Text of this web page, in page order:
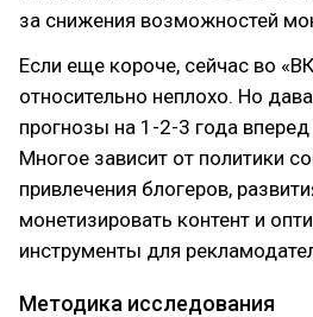
за снижения возможностей
Если еще короче, сейчас во
относительно неплохо. Но
прогнозы на 1-2-3 года
Многое зависит от политики
привлечения блогеров,
монетизировать контент и
инструменты для
Методика исследования